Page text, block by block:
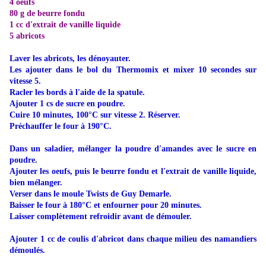
4 oeufs
80 g de beurre fondu
1 cc d'extrait de vanille liquide
5 abricots
Laver les abricots, les dénoyauter.
Les ajouter dans le bol du Thermomix et mixer 10 secondes sur
vitesse 5.
Racler les bords à l'aide de la spatule.
Ajouter 1 cs de sucre en poudre.
Cuire 10 minutes, 100°C sur vitesse 2. Réserver.
Préchauffer le four à 190°C.
Dans un saladier, mélanger la poudre d'amandes avec le sucre en
poudre.
Ajouter les oeufs, puis le beurre fondu et l'extrait de vanille liquide,
bien mélanger.
Verser dans le moule Twists de Guy Demarle.
Baisser le four à 180°C et enfourner pour 20 minutes.
Laisser complètement refroidir avant de démouler.
Ajouter 1 cc de coulis d'abricot dans chaque milieu des namandiers
démoulés.